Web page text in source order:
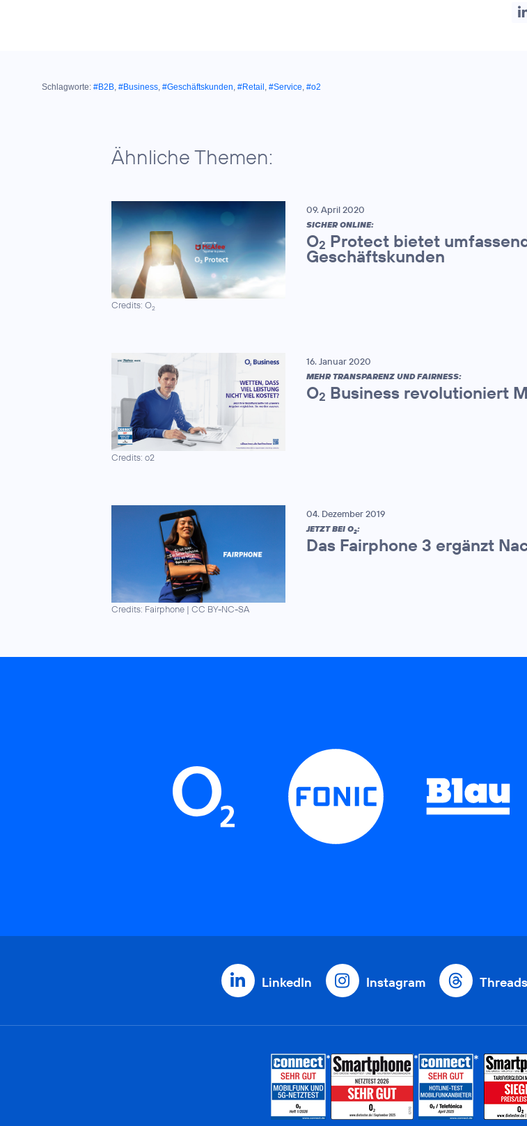
Schlagworte: #B2B #Business #Geschäftskunden #Retail #Service #o2
Ähnliche Themen:
Credits: O2
09. April 2020
SICHER ONLINE:
O2 Protect bietet
Geschäftskunden
Credits: o2
16. Januar 2020
MEHR TRANSPARENZ UND FAIRNESS:
O2 Business revolutioniert
Credits: Fairphone | CC BY-NC-SA
04. Dezember 2019
JETZT BEI O2:
Das Fairphone 3 ergänzt
LinkedIn Instagram Threads